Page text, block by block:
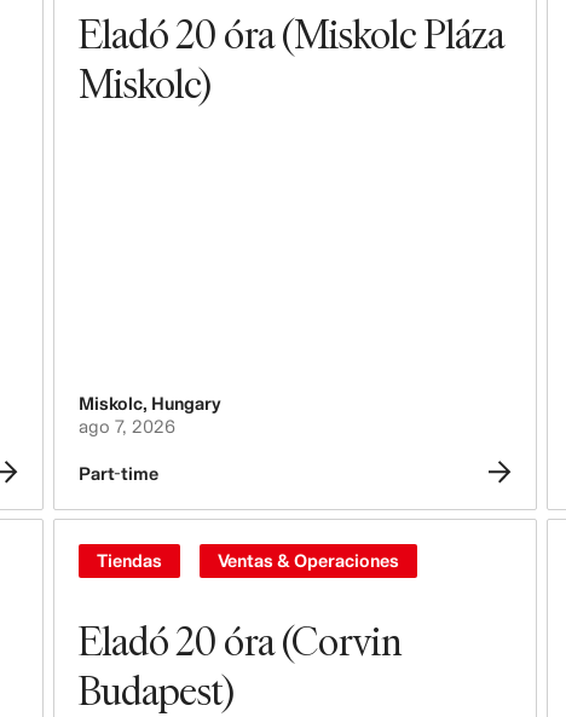
Compliance
Business Controlling
Eladó 20 óra (Miskolc Pláza
Miskolc)
Miskolc, Hungary
ago 7, 2026
Part-time
Eladó 20 óra (Corvin
Budapest)
Tiendas Ventas & Operaciones